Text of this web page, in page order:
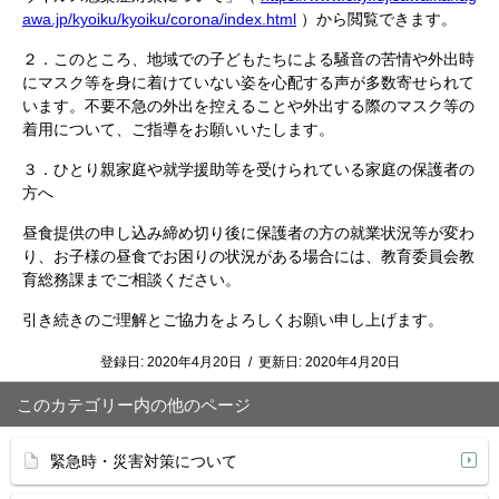
awa.jp/kyoiku/kyoiku/corona/index.html ）から閲覧できます。
２．このところ、地域での子どもたちによる騒音の苦情や外出時
にマスク等を身に着けていない姿を心配する声が多数寄せられて
います。不要不急の外出を控えることや外出する際のマスク等の
着用について、ご指導をお願いいたします。
３．ひとり親家庭や就学援助等を受けられている家庭の保護者の
方へ
昼食提供の申し込み締め切り後に保護者の方の就業状況等が変わ
り、お子様の昼食でお困りの状況がある場合には、教育委員会教
育総務課までご相談ください。
引き続きのご理解とご協力をよろしくお願い申し上げます。
登録日: 2020年4月20日 / 更新日: 2020年4月20日
このカテゴリー内の他のページ
緊急時・災害対策について